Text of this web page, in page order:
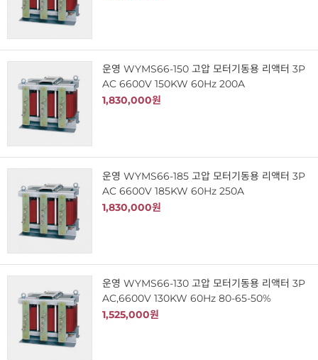
운영 WYMS66-150 고압 모터기동용 리액터 3P
AC 6600V 150KW 60Hz 200A
1,830,000원
운영 WYMS66-185 고압 모터기동용 리액터 3P
AC 6600V 185KW 60Hz 250A
1,830,000원
운영 WYMS66-130 고압 모터기동용 리액터 3P
AC,6600V 130KW 60Hz 80-65-50%
1,525,000원